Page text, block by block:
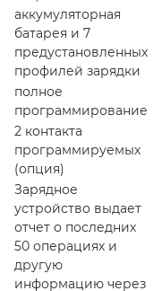
аккумуляторная
батарея и 7
предустановленных
профилей зарядки
полное
программирование
2 контакта
программируемых
(опция)
Зарядное
устройство выдает
отчет о последних
50 операциях и
другую
информацию через